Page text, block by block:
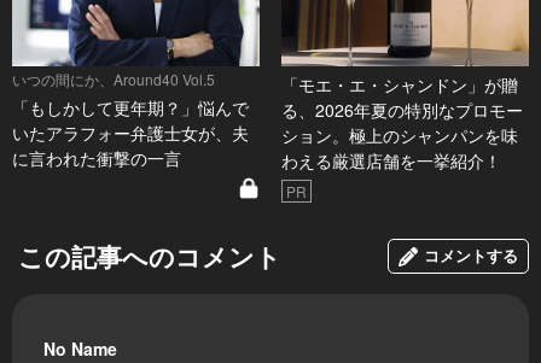
いつの間にか、Around40 Vol.5
「もしかして更年期？」悩んで
いたアラフォー弁護士女が、夫
に言われた衝撃の一言
「モエ・エ・シャンドン」が贈
る、2026年夏の特別なプロモー
ション。極上のシャンパンを味
わえる厳選店舗を一挙紹介！
PR
この記事へのコメント コメントする
No Name